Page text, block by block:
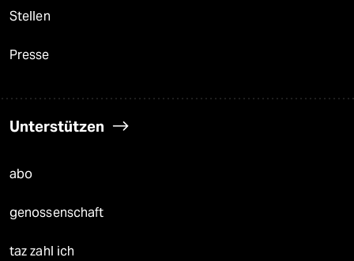
Stellen
Presse
Unterstützen
abo
genossenschaft
taz zahl ich